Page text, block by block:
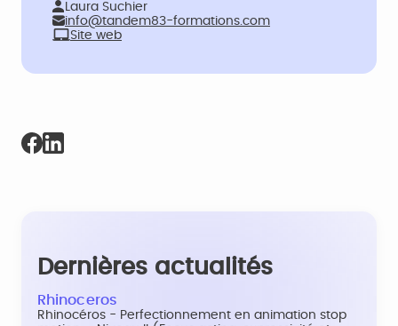
Laura Suchier
info@tandem83-formations.com
Site web
Dernières actualités
Rhinoceros
Rhinocéros - Perfectionnement en animation stop